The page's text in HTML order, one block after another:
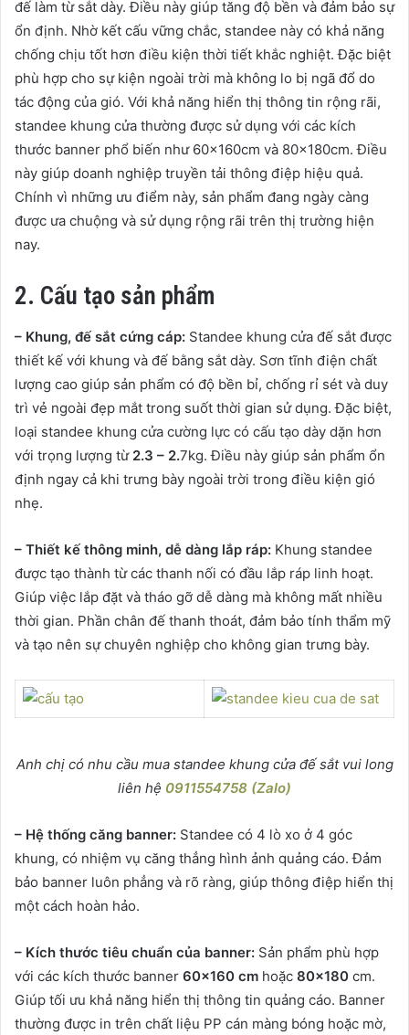
đế làm từ sắt dày. Điều này giúp tăng độ bền và đảm bảo sự
ổn định. Nhờ kết cấu vững chắc, standee này có khả năng
chống chịu tốt hơn điều kiện thời tiết khắc nghiệt. Đặc biệt
phù hợp cho sự kiện ngoài trời mà không lo bị ngã đổ do
tác động của gió. Với khả năng hiển thị thông tin rộng rãi,
standee khung cửa thường được sử dụng với các kích
thước banner phổ biến như 60x160cm và 80x180cm. Điều
này giúp doanh nghiệp truyền tải thông điệp hiệu quả.
Chính vì những ưu điểm này, sản phẩm đang ngày càng
được ưa chuộng và sử dụng rộng rãi trên thị trường hiện
nay.
2. Cấu tạo sản phẩm
– Khung, đế sắt cứng cáp: Standee khung cửa đế sắt được
thiết kế với khung và đế bằng sắt dày. Sơn tĩnh điện chất
lượng cao giúp sản phẩm có độ bền bỉ, chống rỉ sét và duy
trì vẻ ngoài đẹp mắt trong suốt thời gian sử dụng. Đặc biệt,
loại standee khung cửa cường lực có cấu tạo dày dặn hơn
với trọng lượng từ 2.3 – 2.7kg. Điều này giúp sản phẩm ổn
định ngay cả khi trưng bày ngoài trời trong điều kiện gió
nhẹ.
– Thiết kế thông minh, dễ dàng lắp ráp: Khung standee
được tạo thành từ các thanh nối có đầu lắp ráp linh hoạt.
Giúp việc lắp đặt và tháo gỡ dễ dàng mà không mất nhiều
thời gian. Phần chân đế thanh thoát, đảm bảo tính thẩm mỹ
và tạo nên sự chuyên nghiệp cho không gian trưng bày.
Anh chị có nhu cầu mua standee khung cửa đế sắt vui long
liên hệ 0911554758 (Zalo)
– Hệ thống căng banner: Standee có 4 lò xo ở 4 góc
khung, có nhiệm vụ căng thẳng hình ảnh quảng cáo. Đảm
bảo banner luôn phẳng và rõ ràng, giúp thông điệp hiển thị
một cách hoàn hảo.
– Kích thước tiêu chuẩn của banner: Sản phẩm phù hợp
với các kích thước banner 60×160 cm hoặc 80×180 cm.
Giúp tối ưu khả năng hiển thị thông tin quảng cáo. Banner
thường được in trên chất liệu PP cán màng bóng hoặc mờ,